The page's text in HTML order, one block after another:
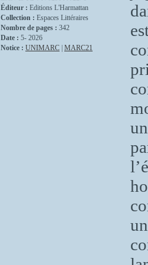
Éditeur : Editions L'Harmattan
Collection : Espaces Littéraires
Nombre de pages : 342
Date : 5- 2026
Notice : UNIMARC MARC21